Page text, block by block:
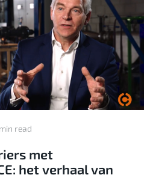
read
met
het verhaal van